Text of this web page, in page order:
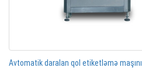
Avtomatik daralan qol etiketləmə maşını